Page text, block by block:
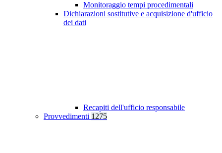
Monitoraggio tempi procedimentali
Dichiarazioni sostitutive e acquisizione d'ufficio
dei dati
Recapiti dell'ufficio responsabile
Provvedimenti 1275